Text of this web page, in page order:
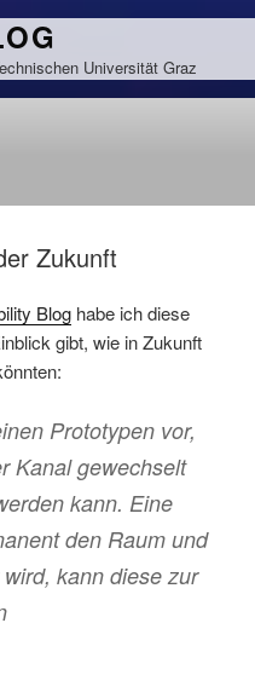
Universität Graz
Zukunft
Blog habe ich diese
gibt, wie in Zukunft
Prototypen vor,
Kanal gewechselt
kann. Eine
den Raum und
kann diese zur